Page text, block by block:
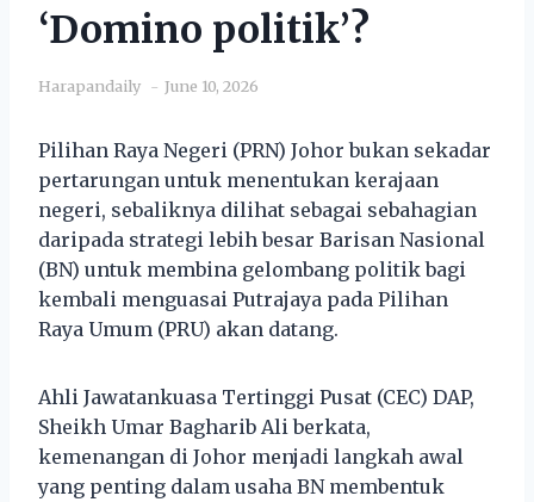
‘Domino politik’?
Harapandaily June 10, 2026
Pilihan Raya Negeri (PRN) Johor bukan sekadar
pertarungan untuk menentukan kerajaan
negeri, sebaliknya dilihat sebagai sebahagian
daripada strategi lebih besar Barisan Nasional
(BN) untuk membina gelombang politik bagi
kembali menguasai Putrajaya pada Pilihan
Raya Umum (PRU) akan datang.
Ahli Jawatankuasa Tertinggi Pusat (CEC) DAP,
Sheikh Umar Bagharib Ali berkata,
kemenangan di Johor menjadi langkah awal
yang penting dalam usaha BN membentuk